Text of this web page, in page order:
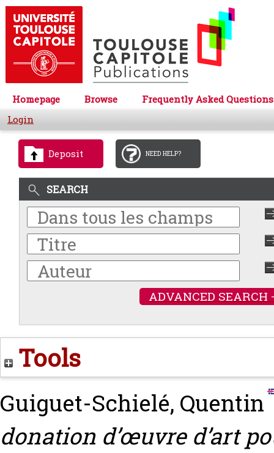
Homepage Browse
Frequently Asked Questions
Login
Deposit NEED HELP?
SEARCH
ADVANCED SEARCH
Tools
Guiguet-Schielé, Quentin
donation d’œuvre d’art